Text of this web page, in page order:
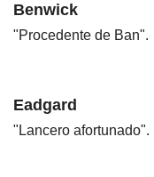
Benwick
"Procedente de Ban".
Eadgard
"Lancero afortunado".